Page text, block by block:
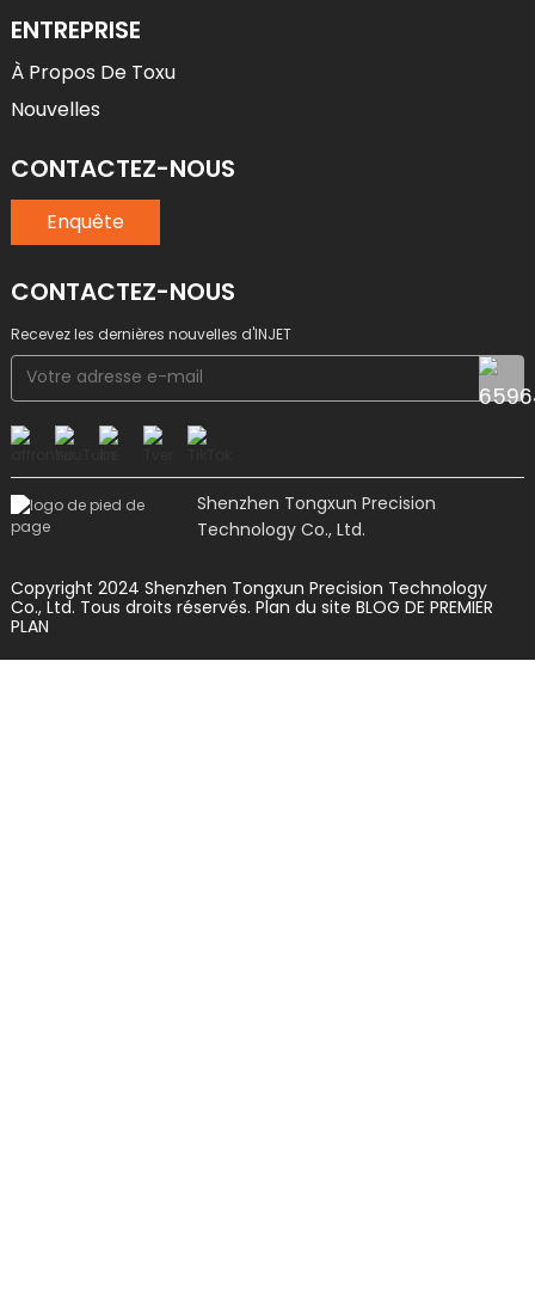
ENTREPRISE
À Propos De Toxu
Nouvelles
CONTACTEZ-NOUS
Enquête
CONTACTEZ-NOUS
Recevez les dernières nouvelles d'INJET
Shenzhen Tongxun Precision
Technology Co., Ltd.
Copyright 2024 Shenzhen Tongxun Precision Technology
Co., Ltd. Tous droits réservés. Plan du site BLOG DE PREMIER
PLAN